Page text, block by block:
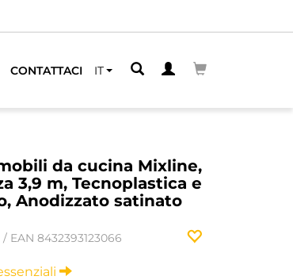
CONTATTACI IT
da cucina Mixline,
3,9 m, Tecnoplastica e
Anodizzato satinato
/ EAN 8432393123066